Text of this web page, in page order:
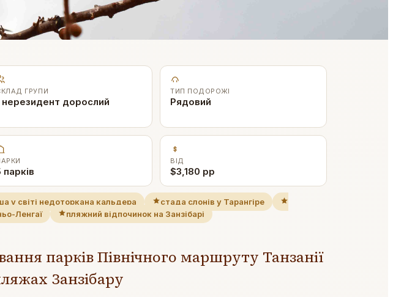
ГРУПИ
нерезидент дорослий
ТИП ПОДОРОЖІ
Рядовий
парків
ВІД
$3,180 pp
у світі недоторкана кальдера
стада слонів у Тарангіре
Ленгаї пляжний відпочинок на Занзібарі
парків Північного маршруту Танзанії
Занзібару